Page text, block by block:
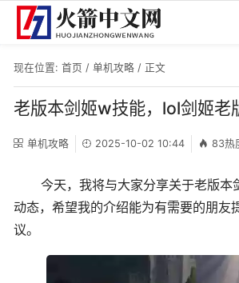
现在位置: 首页 / 单机攻略 / 正文
老版本剑姬w技能，lol剑姬老
单机攻略 2025-10-02 10:44 83热
今天，我将与大家分享关于老版本
动态，希望我的介绍能为有需要的朋友
议。